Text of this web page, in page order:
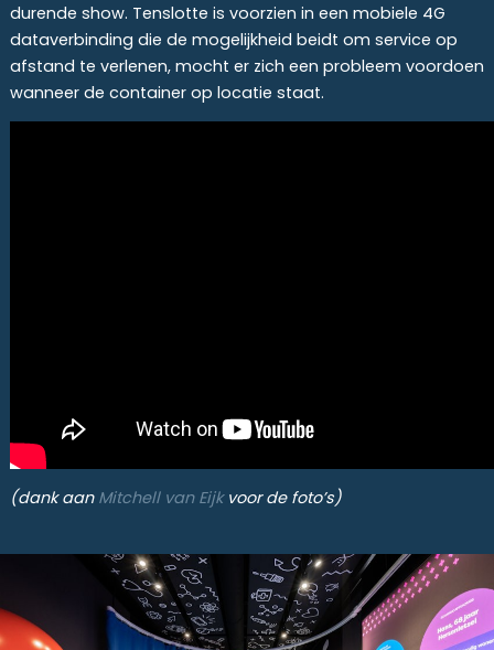
durende show. Tenslotte is voorzien in een mobiele 4G
dataverbinding die de mogelijkheid beidt om service op
afstand te verlenen, mocht er zich een probleem voordoen
wanneer de container op locatie staat.
(dank aan Mitchell van Eijkvoor de foto’s)